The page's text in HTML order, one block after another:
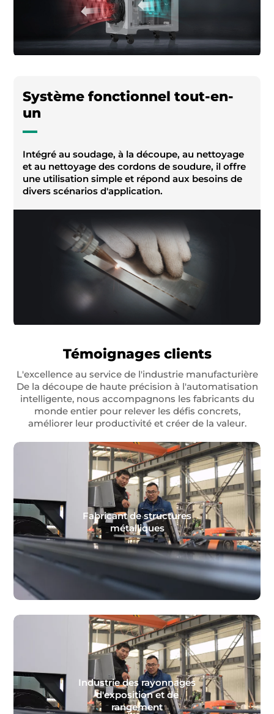
Système fonctionnel tout-en-
un
Intégré au soudage, à la découpe, au nettoyage
et au nettoyage des cordons de soudure, il offre
une utilisation simple et répond aux besoins de
divers scénarios d'application.
Témoignages clients
L'excellence au service de l'industrie manufacturière
De la découpe de haute précision à l'automatisation
intelligente, nous accompagnons les fabricants du
monde entier pour relever les défis concrets,
améliorer leur productivité et créer de la valeur.
Fabricant de structures
métalliques
Industrie des rayonnages
d'exposition et de
rangement